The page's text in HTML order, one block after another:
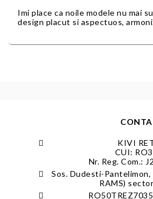
Imi place ca noile modele nu mai
design placut si aspectuos,
KIVI
CUI:
Nr. Reg. Com.:
Sos. Dudesti-
RAMS)